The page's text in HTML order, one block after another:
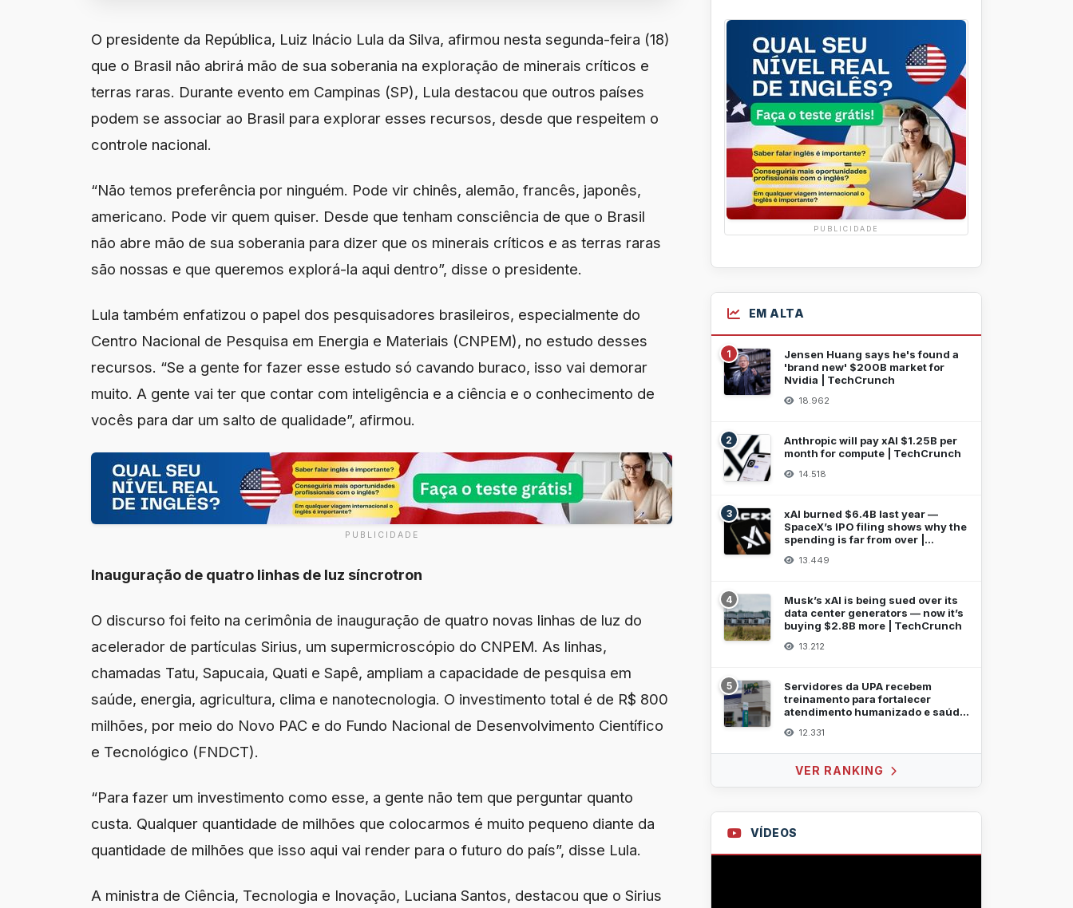
O presidente da República, Luiz Inácio Lula da Silva, afirmou nesta segunda-feira (18)
que o Brasil não abrirá mão de sua soberania na exploração de minerais críticos e
terras raras. Durante evento em Campinas (SP), Lula destacou que outros países
podem se associar ao Brasil para explorar esses recursos, desde que respeitem o
controle nacional.
“Não temos preferência por ninguém. Pode vir chinês, alemão, francês, japonês,
americano. Pode vir quem quiser. Desde que tenham consciência de que o Brasil
não abre mão de sua soberania para dizer que os minerais críticos e as terras raras
são nossas e que queremos explorá-la aqui dentro”, disse o presidente.
Lula também enfatizou o papel dos pesquisadores brasileiros, especialmente do
Centro Nacional de Pesquisa em Energia e Materiais (CNPEM), no estudo desses
recursos. “Se a gente for fazer esse estudo só cavando buraco, isso vai demorar
muito. A gente vai ter que contar com inteligência e a ciência e o conhecimento de
vocês para dar um salto de qualidade”, afirmou.
PUBLICIDADE
Inauguração de quatro linhas de luz síncrotron
O discurso foi feito na cerimônia de inauguração de quatro novas linhas de luz do
acelerador de partículas Sirius, um supermicroscópio do CNPEM. As linhas,
chamadas Tatu, Sapucaia, Quati e Sapê, ampliam a capacidade de pesquisa em
saúde, energia, agricultura, clima e nanotecnologia. O investimento total é de R$ 800
milhões, por meio do Novo PAC e do Fundo Nacional de Desenvolvimento Científico
e Tecnológico (FNDCT).
“Para fazer um investimento como esse, a gente não tem que perguntar quanto
custa. Qualquer quantidade de milhões que colocarmos é muito pequeno diante da
quantidade de milhões que isso aqui vai render para o futuro do país”, disse Lula.
A ministra de Ciência, Tecnologia e Inovação, Luciana Santos, destacou que o Sirius
PUBLICIDADE
EM ALTA
1
Jensen Huang says he's found a
'brand new' $200B market for
Nvidia | TechCrunch
18.962
2
Anthropic will pay xAI $1.25B per
month for compute | TechCrunch
14.518
3
xAI burned $6.4B last year —
SpaceX’s IPO filing shows why the
spending is far from over |
13.449
4
Musk’s xAI is being sued over its
data center generators — now it’s
buying $2.8B more | TechCrunch
13.212
5
Servidores da UPA recebem
treinamento para fortalecer
atendimento humanizado e saúde
12.331
VER RANKING
VÍDEOS